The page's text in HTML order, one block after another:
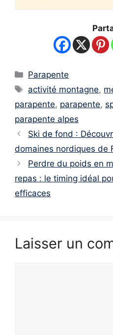
Catégories
Parapente
Étiquettes
activité montagne,
parapente, parapente,
parapente alpes
Ski de fond :
domaines nordiques de
Perdre du poids en
repas : le timing idéal
efficaces
Laisser un